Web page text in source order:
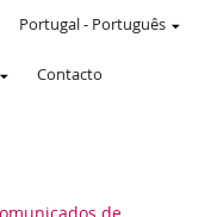
Contacto
Portugal- Português